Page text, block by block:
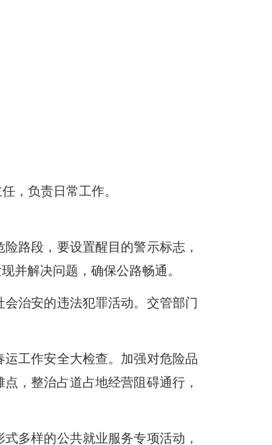
，负责日常工作。
路段，要设置醒目的警示标志，
并解决问题，确保公路畅通。
治安的违法犯罪活动。交管部门
工作安全大检查。 加强对危险品
，整治占道占地经营阻碍通行，
多样的公共就业服务专项活动，